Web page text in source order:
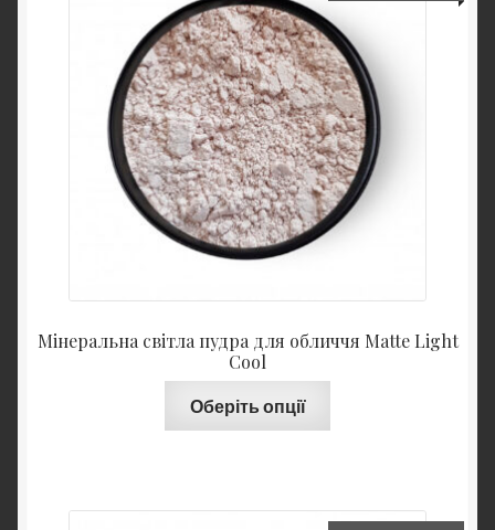
Мінеральна світла пудра для обличчя Matte Light
Cool
Оберіть опції